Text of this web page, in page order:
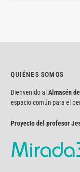
QUIÉNES SOMOS
Bienvenido alAlmacén
espacio común para el
Proyecto del profesor